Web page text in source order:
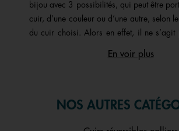
bijou avec 3 possibilités, qui peut être
cuir, d’une couleur ou d’une autre, selon
du cuir choisi. Alors en effet, il ne
un collier prénom personnalisé avec
bijoux femme peuvent ainsi être
En voir plus
NOS AUTRES